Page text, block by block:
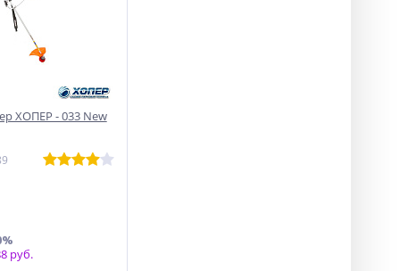
ХОПЕР - 033 New
руб.